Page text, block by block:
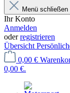
Menü schließen
Ihr Konto
Anmelden
oderregistrieren
Übersicht
0,00 €
0,00 €.